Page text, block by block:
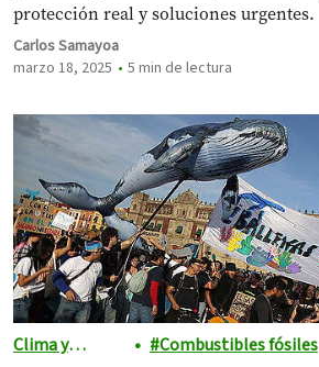
protección real y soluciones urgentes.
Carlos Samayoa
marzo 18, 2025
5 min de lectura
Clima y
Combustibles fósiles